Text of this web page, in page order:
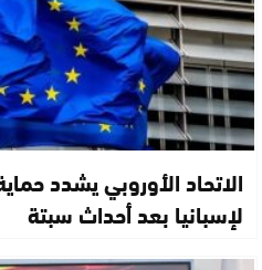
الاتحاد الأوروبي يشدد
لإسبانيا بعد أحداث سبتة